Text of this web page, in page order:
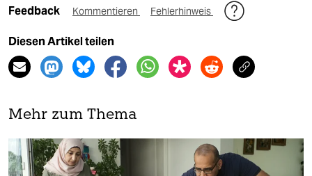
Feedback Kommentieren Fehlerhinweis
Diesen Artikel teilen
Mehr zum Thema